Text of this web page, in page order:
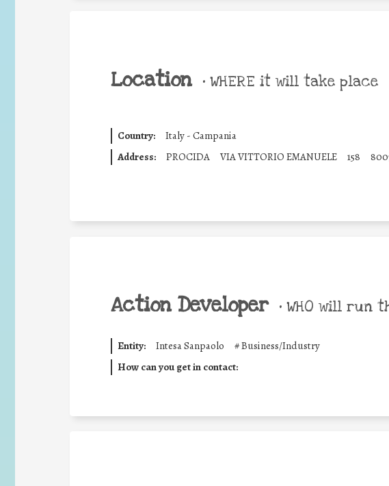
Location • WHERE it will take place
Country:
Italy - Campania
Address:
PROCIDA VIA VITTORIO EMANUELE 158
Action Developer • WHO will run
Entity: Intesa Sanpaolo #Business/Industry
How can you get in contact: